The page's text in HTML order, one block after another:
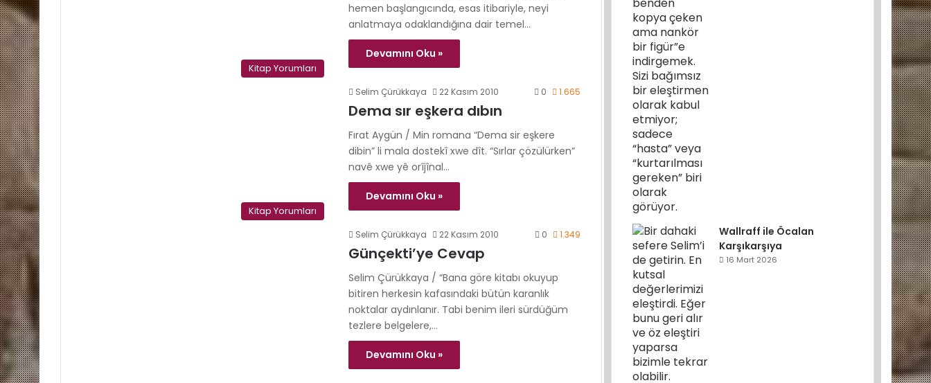
hemen başlangıcında, esas itibariyle, neyi
anlatmaya odaklandığına dair temel…
Devamını Oku »
Kitap Yorumları
Selim Çürükkaya 22 Kasım 2010 0 1.665
Dema sır eşkera dıbın
Fırat Aygün / Min romana “Dema sir eşkere
dibin” li mala dostekî xwe dît. “Sırlar çözülürken”
navê xwe yê orîjînal…
Devamını Oku »
Kitap Yorumları
Selim Çürükkaya 22 Kasım 2010 0 1.349
Günçekti’ye Cevap
Selim Çürükkaya / “Bana göre kitabı okuyup
bitiren herkesin kafasındaki bütün karanlık
noktalar aydınlanır. Tabi benim ileri sürdüğüm
tezlere belgelere,…
Devamını Oku »
Wallraff ile Öcalan
Karşıkarşıya
16 Mart 2026